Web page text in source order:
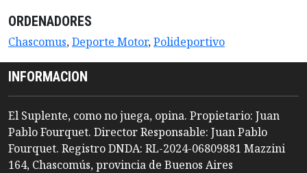
ORDENADORES
Chascomus,Deporte Motor,Polideportivo
INFORMACION
El Suplente, como no juega, opina. Propietario: Juan
Pablo Fourquet. Director Responsable: Juan Pablo
Fourquet. Registro DNDA: RL-2024-06809881 Mazzini
164, Chascomús, provincia de Buenos Aires